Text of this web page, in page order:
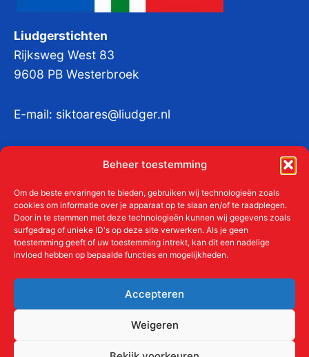
Beheer toestemming
Om de beste ervaringen te bieden, gebruiken wij technologieën zoals
cookies om informatie over je apparaat op te slaan en/of te raadplegen.
Door in te stemmen met deze technologieën kunnen wij gegevens zoals
surfgedrag of unieke ID's op deze site verwerken. Als je geen
toestemming geeft of uw toestemming intrekt, kan dit een nadelige
invloed hebben op bepaalde functies en mogelijkheden.
Accepteren
Weigeren
Liudgerstichten
Rijksweg West 83
9608 PB Westerbroek
E-mail: siktoares@liudger.nl
KvKnr:41011712
Meer over de Liudgerstichten
Aanmelden als donateur
ANBI
Contact